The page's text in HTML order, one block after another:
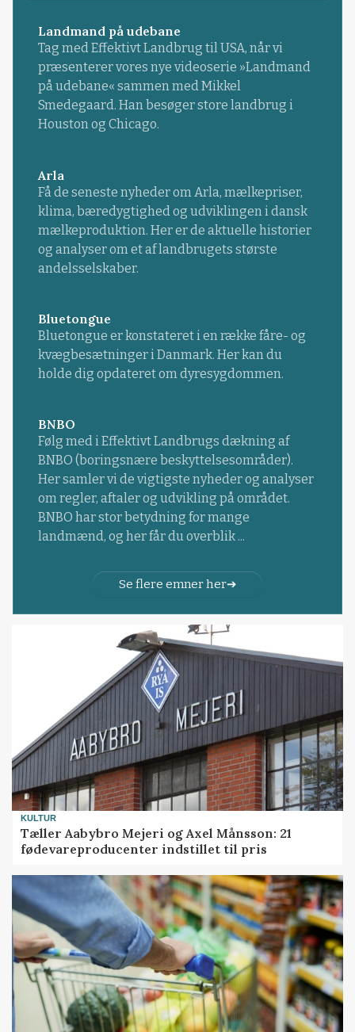
Landmand på udebane
Tag med Effektivt Landbrug til USA, når vi
præsenterer vores nye videoserie »Landmand
på udebane« sammen med Mikkel
Smedegaard. Han besøger store landbrug i
Houston og Chicago.
Arla
Få de seneste nyheder om Arla, mælkepriser,
klima, bæredygtighed og udviklingen i dansk
mælkeproduktion. Her er de aktuelle historier
og analyser om et af landbrugets største
andelsselskaber.
Bluetongue
Bluetongue er konstateret i en række fåre- og
kvægbesætninger i Danmark. Her kan du
holde dig opdateret om dyresygdommen.
BNBO
Følg med i Effektivt Landbrugs dækning af
BNBO (boringsnære beskyttelsesområder).
Her samler vi de vigtigste nyheder og analyser
om regler, aftaler og udvikling på området.
BNBO har stor betydning for mange
landmænd, og her får du overblik ...
Se flere emner her
KULTUR
Tæller Aabybro Mejeri og Axel Månsson: 21
fødevareproducenter indstillet til pris